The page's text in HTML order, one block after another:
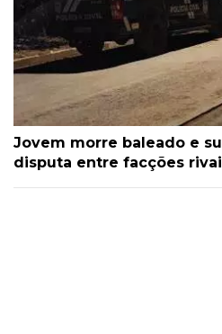
Jovem morre baleado e
disputa entre facções